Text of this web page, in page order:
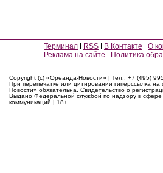
Терминал RSS В Контакте О
Реклама на сайте
Политика
Copyright (c) «Ореанда-Новости» | Тел.: +7 (495)
При перепечатке или цитировании гиперссылка
Новости» обязательна. Свидетельство о
Выдано Федеральной службой по надзору в
коммуникаций | 18+